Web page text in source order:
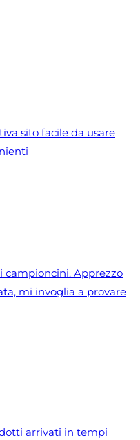
sito facile da usare
campioncini. Apprezzo
mi invoglia a provare
arrivati in tempi